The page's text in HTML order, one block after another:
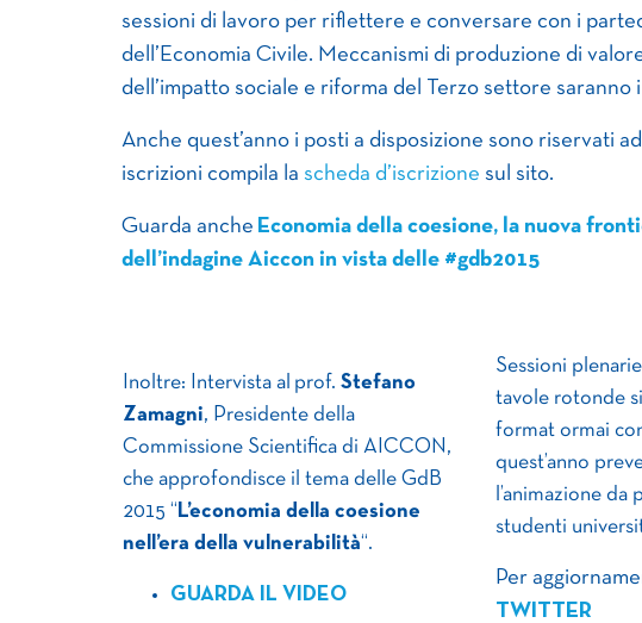
sessioni di lavoro per riflettere e conversare con i
dell’Economia Civile. Meccanismi di produzione di
dell’impatto sociale e riforma del Terzo settore saranno
Anche quest’anno i posti a disposizione sono riservati
iscrizioni compila la scheda d’iscrizione sul sito.
Guarda anche Economia della coesione, la nuova
dell’indagine Aiccon in vista delle #gdb2015
Inoltre: Intervista al prof. Stefano
Zamagni, Presidente della
Commissione Scientifica di AICCON,
che approfondisce il tema delle GdB
2015 “ L’economia della coesione
nell’era della vulnerabilità“.
GUARDA IL VIDEO
Sessioni
tavole rotonde
format ormai
quest’anno
l’animazione da
studenti
Per
TWITTER